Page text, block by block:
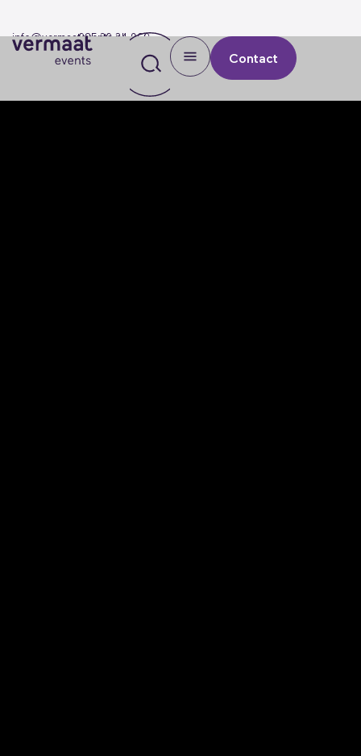
info@vermaatevents.nl
085 30 34 960
Contact